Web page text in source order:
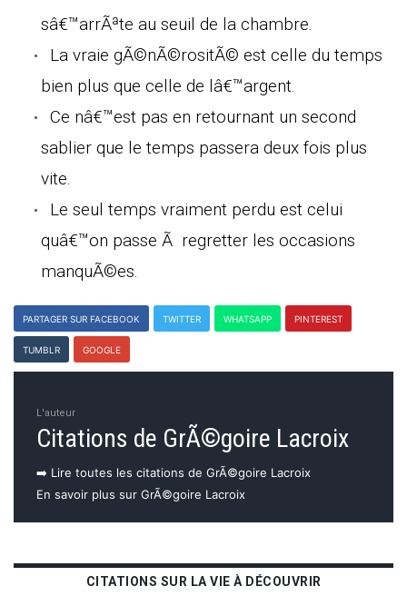
sâ€™arrÃªte au seuil de la chambre.
La vraie gÃ©nÃ©rositÃ© est celle du temps
bien plus que celle de lâ€™argent.
Ce nâ€™est pas en retournant un second
sablier que le temps passera deux fois plus
vite.
Le seul temps vraiment perdu est celui
quâ€™on passe Ã regretter les occasions
manquÃ©es.
PARTAGER SUR FACEBOOK TWITTER WHATSAPP PINTEREST
TUMBLR GOOGLE
L'auteur
Citations de GrÃ©goire Lacroix
➡️ Lire toutes les citations de GrÃ©goire Lacroix
En savoir plus sur GrÃ©goire Lacroix
CITATIONS SUR LA VIE À DÉCOUVRIR